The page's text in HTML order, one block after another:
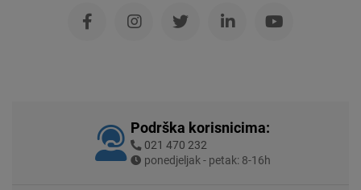
Podrška korisnicima:
021 470 232
ponedjeljak - petak: 8-16h